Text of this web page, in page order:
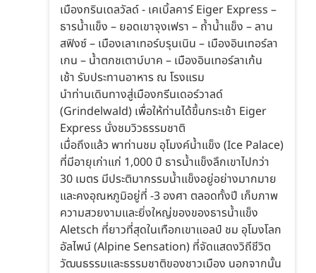
เมืองกรินเดลวัลด์ - เคเบิ้ลคาร์ Eiger Express –
ธารน้ำแข็ง – ยอดเขาจุงเฟรา – ถ้ำน้ำแข็ง – ลาน
สฟิงซ์ – เมืองเลาเทอร์บรุนเนิน – เมืองอินเทอร์ลา
เกน – น้ำตกชเตาบ์บาค – เมืองอินเทอร์ลาเก้น
เช้า รับประทานอาหาร ณ โรงแรม
นำท่านเดินทางสู่เมืองกรีนเดอร์วาลด์
(Grindelwald) เพื่อให้ท่านได้ขึ้นกระเช้า Eiger
Express นั่งชมวิวธรรมชาติ
เมื่อถึงแล้ว พาท่านชม อุโมงค์น้ำแข็ง (Ice Palace)
ที่มีอายุเก่าแก่ 1,000 ปี ธารน้ำแข็งลึกเขาไปกว่า
30 เมตร มีประติมากรรมน้ำแข็งอยู่อย่างมากมาย
และคงอุณหภูมิอยู่ที่ -3 องศา ตลอดทั้งปี เก็บภาพ
ความสวยงามและยิ่งใหญ่ของของธารน้ำแข็ง
Aletsch ที่ยาวที่สุดในเทือกเขาแอลป์ ชม อุโมงโลก
อัลไพน์ (Alpine Sensation) ที่จัดแสดงวิถีชีวิต
วัฒนธรรมและธรรมชาติของชาวเมือง นอกจากนั้น